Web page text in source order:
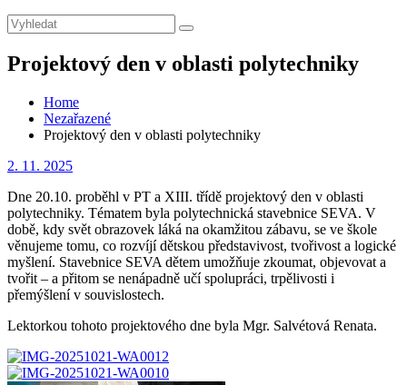
Search
for:
Search
Projektový den v oblasti polytechniky
Home
Nezařazené
Projektový den v oblasti polytechniky
Posted
2. 11. 2025
Dne 20.10. proběhl v PT a XIII. třídě projektový den v oblasti
polytechniky. Tématem byla polytechnická stavebnice SEVA. V
době, kdy svět obrazovek láká na okamžitou zábavu, se ve škole
věnujeme tomu, co rozvíjí dětskou představivost, tvořivost a logické
myšlení. Stavebnice SEVA dětem umožňuje zkoumat, objevovat a
tvořit – a přitom se nenápadně učí spolupráci, trpělivosti i
přemýšlení v souvislostech.
Lektorkou tohoto projektového dne byla Mgr. Salvétová Renata.